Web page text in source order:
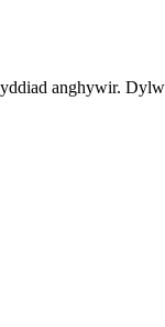
anghywir.